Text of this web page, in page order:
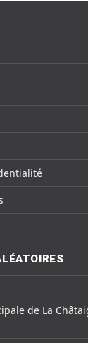
de La